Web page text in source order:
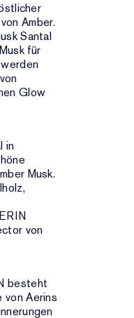
Amber.
Santal
für
Glow
in
Musk.
von
besteht
von Aerins